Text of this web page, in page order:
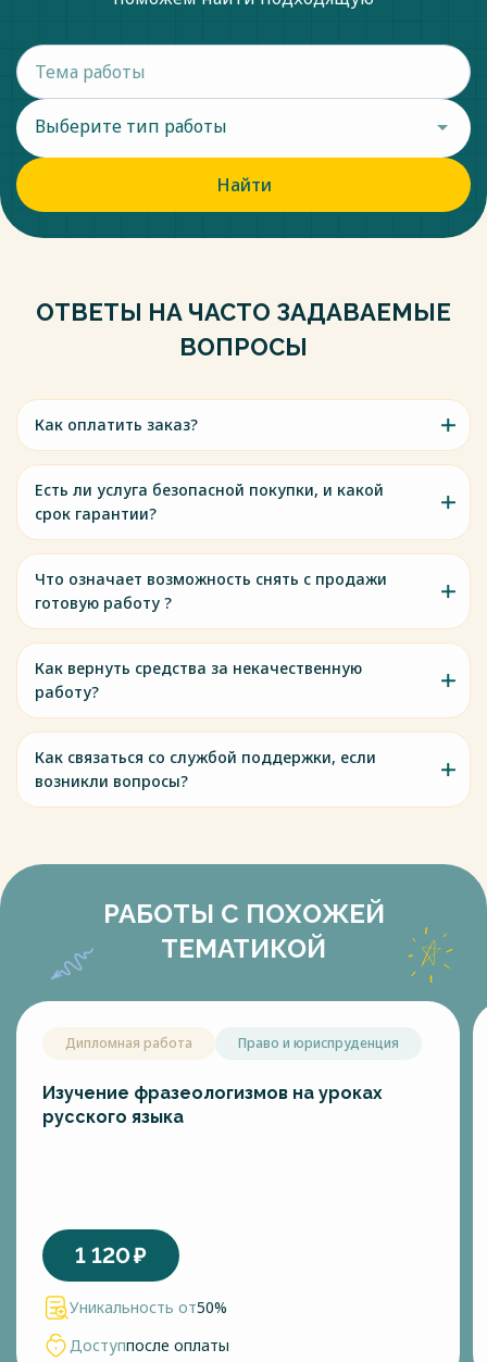
Выберите тип работы
Найти
ОТВЕТЫ НА ЧАСТО ЗАДАВАЕМЫЕ
ВОПРОСЫ
Как оплатить заказ?
Есть ли услуга безопасной покупки, и какой
срок гарантии?
Что означает возможность снять с продажи
готовую работу ?
Как вернуть средства за некачественную
работу?
Как связаться со службой поддержки, если
возникли вопросы?
РАБОТЫ С ПОХОЖЕЙ
ТЕМАТИКОЙ
Дипломная работа Право и юриспруденция
Изучение фразеологизмов на уроках
русского языка
1 120₽
Уникальность от50%
Доступпосле оплаты